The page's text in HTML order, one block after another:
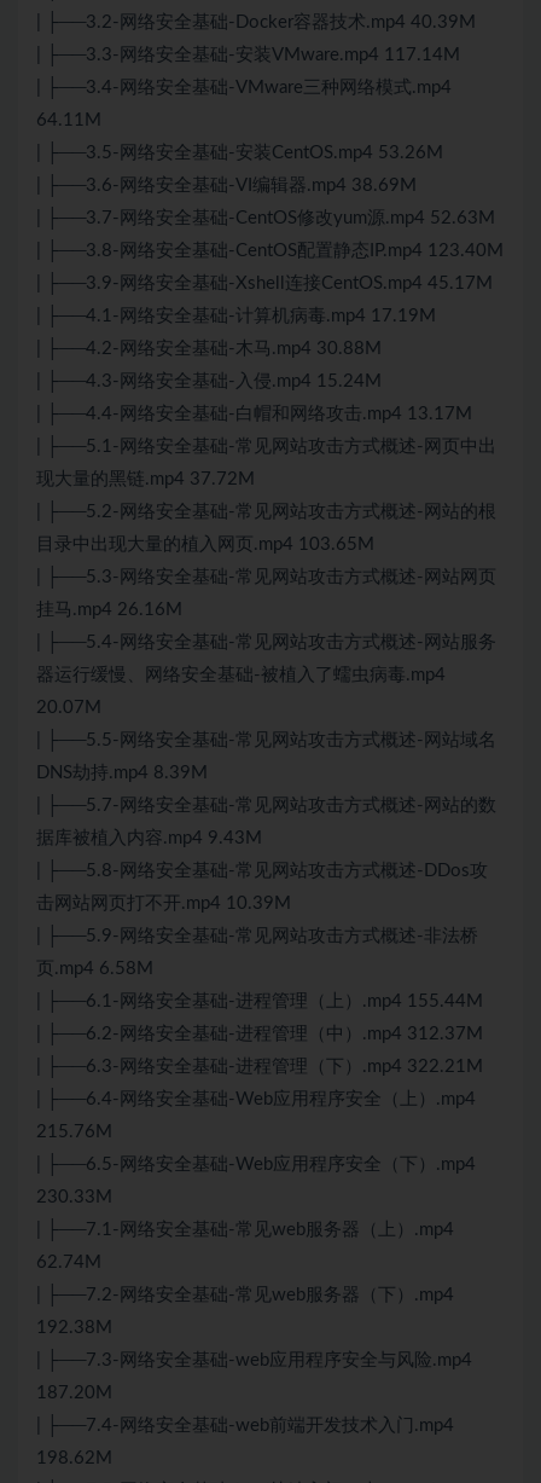
| ├──3.2-网络安全基础-Docker容器技术.mp4 40.39M
| ├──3.3-网络安全基础-安装VMware.mp4 117.14M
| ├──3.4-网络安全基础-VMware三种网络模式.mp4
64.11M
| ├──3.5-网络安全基础-安装CentOS.mp4 53.26M
| ├──3.6-网络安全基础-VI编辑器.mp4 38.69M
| ├──3.7-网络安全基础-CentOS修改yum源.mp4 52.63M
| ├──3.8-网络安全基础-CentOS配置静态IP.mp4 123.40M
| ├──3.9-网络安全基础-Xshell连接CentOS.mp4 45.17M
| ├──4.1-网络安全基础-计算机病毒.mp4 17.19M
| ├──4.2-网络安全基础-木马.mp4 30.88M
| ├──4.3-网络安全基础-入侵.mp4 15.24M
| ├──4.4-网络安全基础-白帽和网络攻击.mp4 13.17M
| ├──5.1-网络安全基础-常见网站攻击方式概述-网页中出
现大量的黑链.mp4 37.72M
| ├──5.2-网络安全基础-常见网站攻击方式概述-网站的根
目录中出现大量的植入网页.mp4 103.65M
| ├──5.3-网络安全基础-常见网站攻击方式概述-网站网页
挂马.mp4 26.16M
| ├──5.4-网络安全基础-常见网站攻击方式概述-网站服务
器运行缓慢、网络安全基础-被植入了蠕虫病毒.mp4
20.07M
| ├──5.5-网络安全基础-常见网站攻击方式概述-网站域名
DNS劫持.mp4 8.39M
| ├──5.7-网络安全基础-常见网站攻击方式概述-网站的数
据库被植入内容.mp4 9.43M
| ├──5.8-网络安全基础-常见网站攻击方式概述-DDos攻
击网站网页打不开.mp4 10.39M
| ├──5.9-网络安全基础-常见网站攻击方式概述-非法桥
页.mp4 6.58M
| ├──6.1-网络安全基础-进程管理（上）.mp4 155.44M
| ├──6.2-网络安全基础-进程管理（中）.mp4 312.37M
| ├──6.3-网络安全基础-进程管理（下）.mp4 322.21M
| ├──6.4-网络安全基础-Web应用程序安全（上）.mp4
215.76M
| ├──6.5-网络安全基础-Web应用程序安全（下）.mp4
230.33M
| ├──7.1-网络安全基础-常见web服务器（上）.mp4
62.74M
| ├──7.2-网络安全基础-常见web服务器（下）.mp4
192.38M
| ├──7.3-网络安全基础-web应用程序安全与风险.mp4
187.20M
| ├──7.4-网络安全基础-web前端开发技术入门.mp4
198.62M